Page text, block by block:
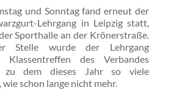
und Sonntag fand erneut der
Lehrgang in Leipzig statt,
Sporthalle an der Krönerstraße.
Stelle wurde der Lehrgang
Klassentreffen des Verbandes
zu dem dieses Jahr so viele
schon lange nicht mehr.